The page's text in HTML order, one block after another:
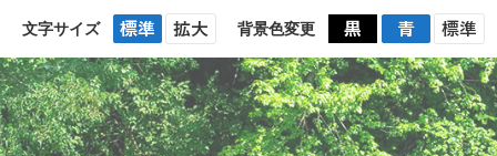
文字サイズ 背景色変更